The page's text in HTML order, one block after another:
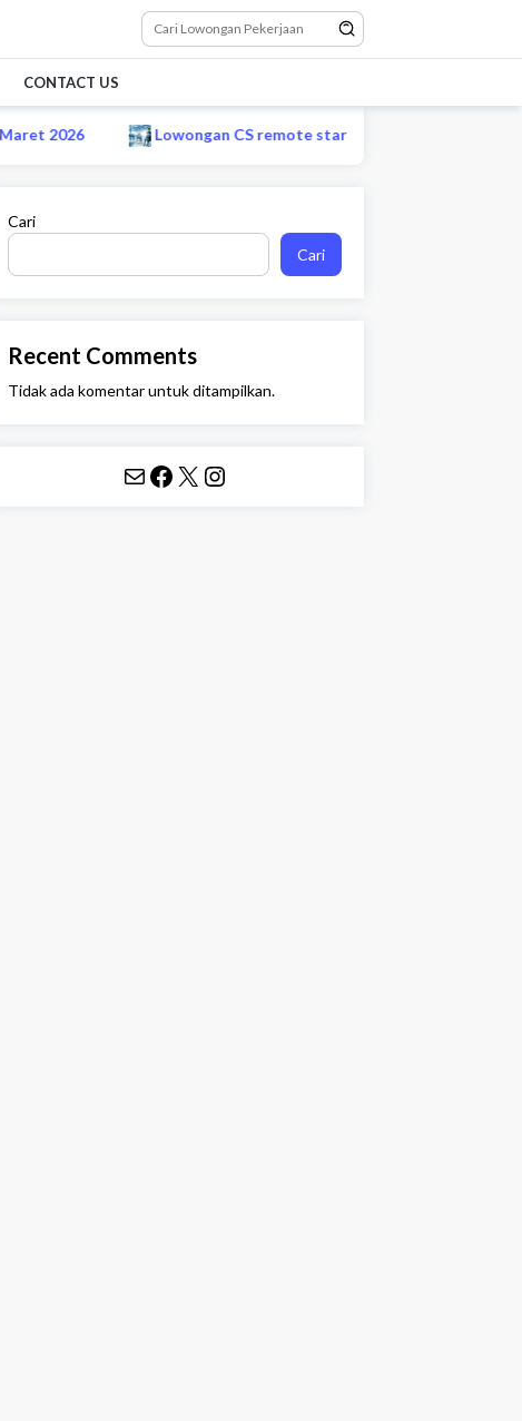
CONTACT US
Lowongan CS remote startup e-commerce Maret 2026
Cari
Cari
Recent Comments
Tidak ada komentar untuk ditampilkan.
Mail Facebook X Instagram